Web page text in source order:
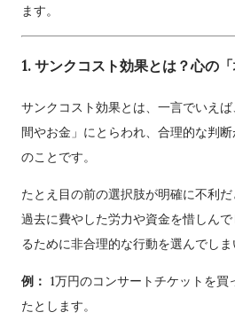
ます。
1. サンクコスト効果とは？心の
サンクコスト効果とは、一言でいえ
間やお金」にとらわれ、合理的な判
のことです。
たとえ目の前の選択肢が明確に不利
過去に費やした労力や資金を惜しん
るために非合理的な行動を選んでしま
例： 1万円のコンサートチケットを買
たとします。